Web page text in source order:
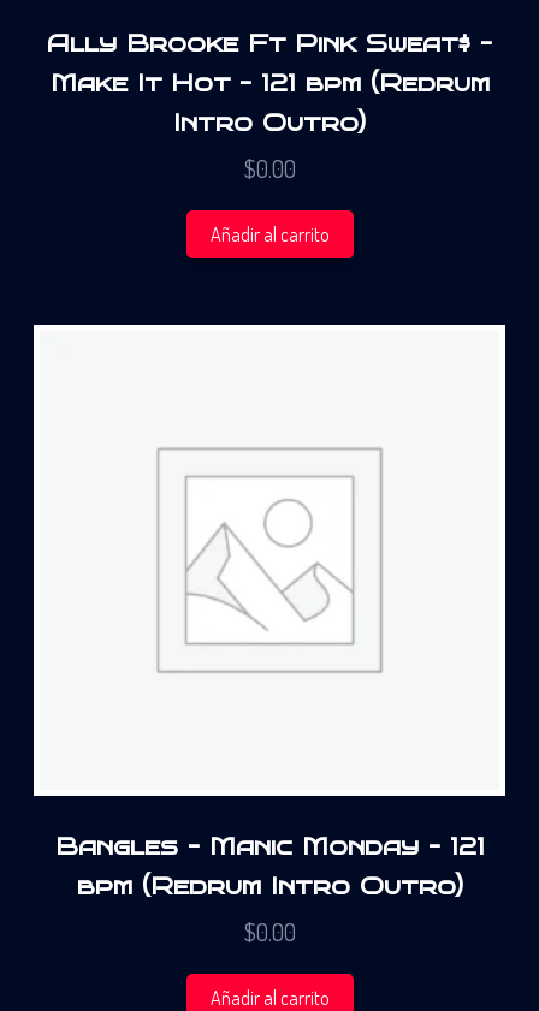
Ally Brooke Ft Pink Sweat$ –
Make It Hot – 121 bpm (Redrum
Intro Outro)
$0.00
Añadir al carrito
Bangles – Manic Monday – 121
bpm (Redrum Intro Outro)
$0.00
Añadir al carrito